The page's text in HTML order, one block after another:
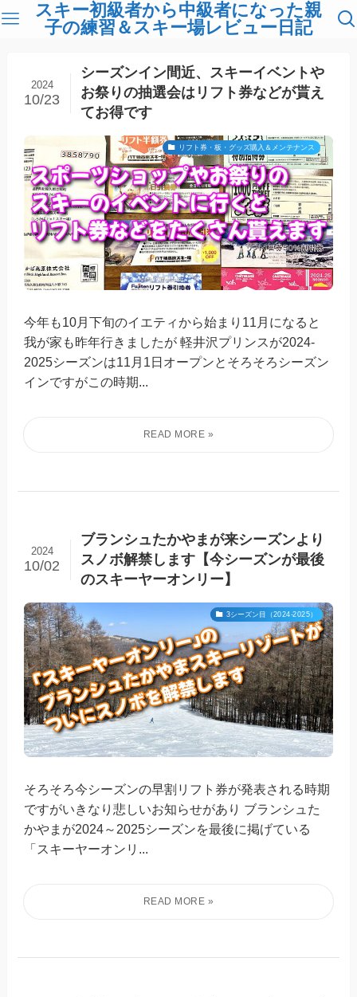
スキー初級者から中級者になった親
子の練習＆スキー場レビュー日記
シーズンイン間近、スキーイベントや
お祭りの抽選会はリフト券などが貰え
てお得です
2024
10/23
リフト券・板・グッズ購入＆メンテナンス
今年も10月下旬のイエティから始まり11月になると
我が家も昨年行きましたが 軽井沢プリンスが2024-
2025シーズンは11月1日オープンとそろそろシーズン
インですがこの時期...
ブランシュたかやまが来シーズンより
スノボ解禁します【今シーズンが最後
のスキーヤーオンリー】
2024
10/02
3シーズン目（2024-2025）
そろそろ今シーズンの早割リフト券が発表される時期
ですがいきなり悲しいお知らせがあり ブランシュた
かやまが2024～2025シーズンを最後に掲げている
「スキーヤーオンリ...